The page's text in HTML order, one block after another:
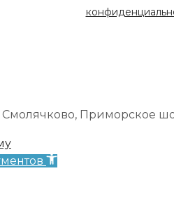
Смолячково, Приморское